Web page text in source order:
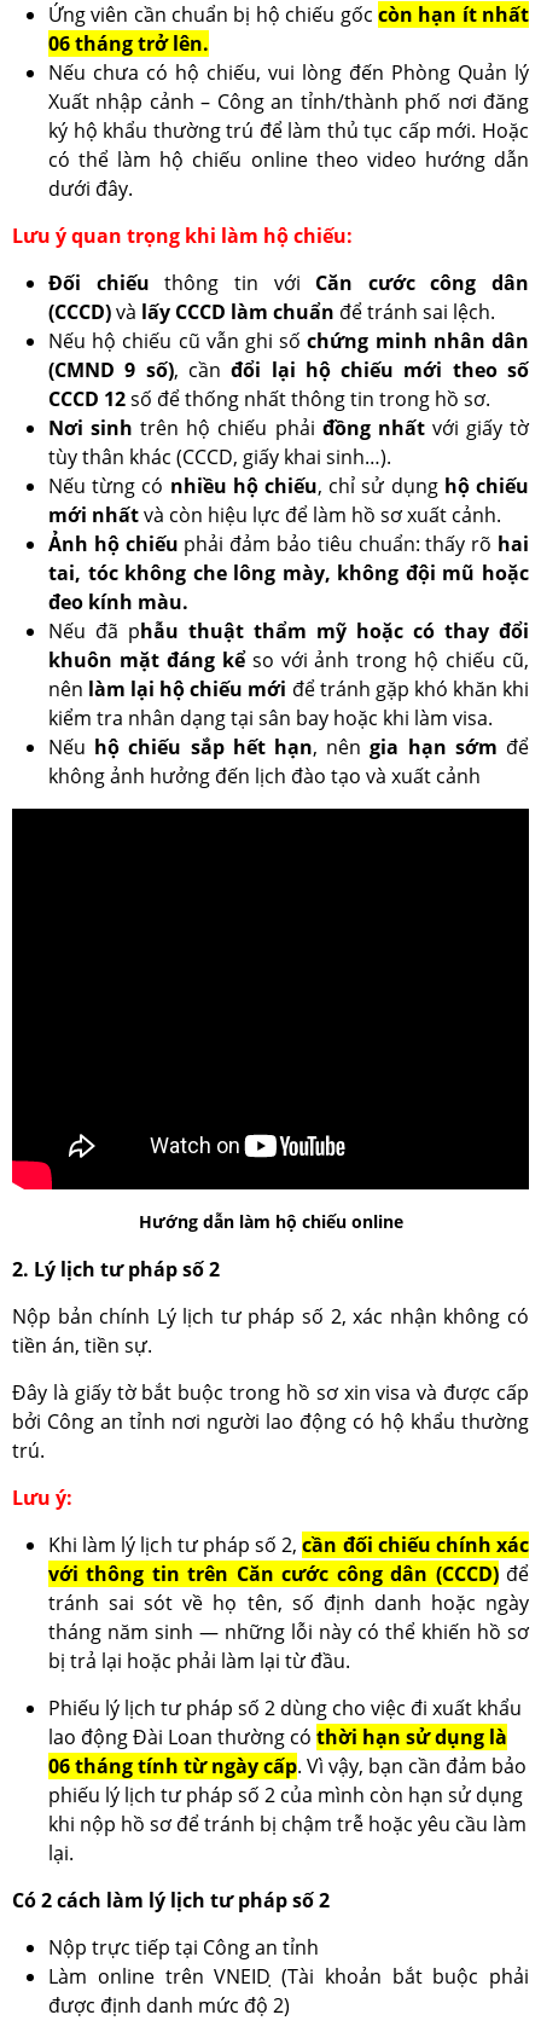
Ứng viên cần chuẩn bị hộ chiếu gốc còn hạn ít nhất
06 tháng trở lên.
Nếu chưa có hộ chiếu, vui lòng đến Phòng Quản lý
Xuất nhập cảnh – Công an tỉnh/thành phố nơi đăng
ký hộ khẩu thường trú để làm thủ tục cấp mới. Hoặc
có thể làm hộ chiếu online theo video hướng dẫn
dưới đây.
Lưu ý quan trọng khi làm hộ chiếu:
Đối chiếuthông tin với Căn cước công dân
(CCCD)và lấy CCCD làm chuẩn để tránh sai lệch.
Nếu hộ chiếu cũ vẫn ghi sốchứng minh nhân dân
(CMND 9 số), cầnđổi lại hộ chiếu mới theo số
CCCD 12số để thống nhất thông tin trong hồ sơ.
Nơi sinhtrên hộ chiếu phải đồng nhất với giấy tờ
tùy thân khác (CCCD, giấy khai sinh…).
Nếu từng có nhiều hộ chiếu, chỉ sử dụng hộ chiếu
mới nhấtvà còn hiệu lực để làm hồ sơ xuất cảnh.
Ảnh hộ chiếu phải đảm bảo tiêu chuẩn: thấy rõ hai
tai, tóc không che lông mày, không đội mũ hoặc
đeo kính màu.
Nếu đã phẫu thuật thẩm mỹ hoặc có thay đổi
khuôn mặt đáng kểso với ảnh trong hộ chiếu cũ,
nên làm lại hộ chiếu mới để tránh gặp khó khăn khi
kiểm tra nhân dạng tại sân bay hoặc khi làm visa.
Nếu hộ chiếu sắp hết hạn, nêngia hạn sớm để
không ảnh hưởng đến lịch đào tạo và xuất cảnh
Hướng dẫn làm hộ chiếu online
2. Lý lịch tư pháp số 2
Nộp bản chính Lý lịch tư pháp số 2, xác nhận không có
tiền án, tiền sự.
Đây là giấy tờ bắt buộc trong hồ sơ xin visa và được cấp
bởi Công an tỉnh nơi người lao động có hộ khẩu thường
trú.
Lưu ý:
Khi làm lý lịch tư pháp số 2,cần đối chiếu chính xác
với thông tin trên Căn cước công dân (CCCD)để
tránh sai sót về họ tên, số định danh hoặc ngày
tháng năm sinh — những lỗi này có thể khiến hồ sơ
bị trả lại hoặc phải làm lại từ đầu.
Phiếu lý lịch tư pháp số 2 dùng cho việc đi xuất khẩu
lao động Đài Loan thường có thời hạn sử dụng là
06 tháng tính từ ngày cấp. Vì vậy, bạn cần đảm bảo
phiếu lý lịch tư pháp số 2 của mình còn hạn sử dụng
khi nộp hồ sơ để tránh bị chậm trễ hoặc yêu cầu làm
lại.
Có 2 cách làm lý lịch tư pháp số 2
Nộp trực tiếp tại Công an tỉnh
Làm online trên VNEID ̣(Tài khoản bắt buộc phải
được định danh mức độ 2)